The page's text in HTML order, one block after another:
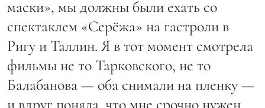
маски», мы должны были ехать со
спектаклем «Серёжа» на гастроли в
Ригу и Таллин. Я в тот момент смотрела
фильмы не то Тарковского, не то
Балабанова — оба снимали на пленку —